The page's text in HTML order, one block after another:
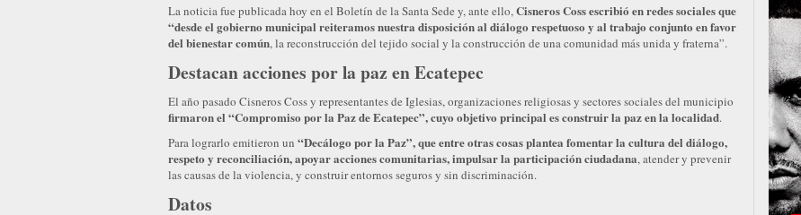
La noticia fue publicada hoy en el Boletín de la Santa Sede y, ante ello,Cisneros Coss escribió en redes sociales que
“desde el gobierno municipal reiteramos nuestra disposición al diálogo respetuoso y al trabajo conjunto en favor
del bienestar común, la reconstrucción del tejido social y la construcción de una comunidad más unida y fraterna”.
Destacan acciones por la paz en Ecatepec
El año pasado Cisneros Coss y representantes de Iglesias, organizaciones religiosas y sectores sociales del municipio
firmaron el “Compromiso por la Paz de Ecatepec”, cuyo objetivo principal es construir la paz en la localidad.
Para lograrlo emitieron un “Decálogo por la Paz”, que entre otras cosas plantea fomentar la cultura del diálogo,
respeto y reconciliación, apoyar acciones comunitarias, impulsar la participación ciudadana, atender y prevenir
las causas de la violencia, y construir entornos seguros y sin discriminación.
Datos